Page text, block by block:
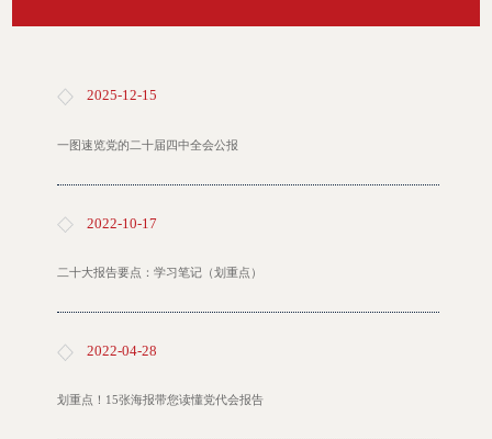
2025-12-15
一图速览党的二十届四中全会公报
2022-10-17
二十大报告要点：学习笔记（划重点）
2022-04-28
划重点！15张海报带您读懂党代会报告